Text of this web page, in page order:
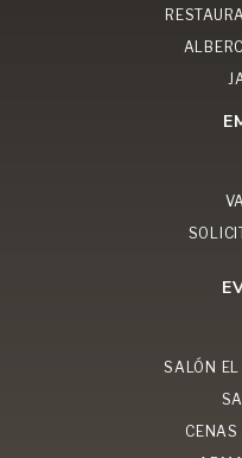
SALÓN EL